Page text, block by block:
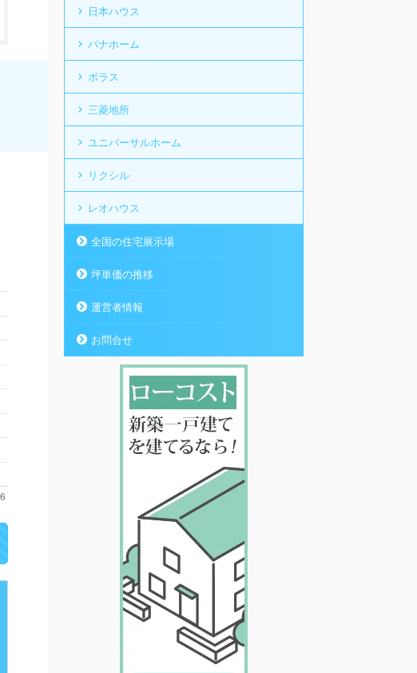
日本ハウス
パナホーム
ポラス
三菱地所
ユニバーサルホーム
リクシル
レオハウス
全国の住宅展示場
坪単価の推移
運営者情報
お問合せ